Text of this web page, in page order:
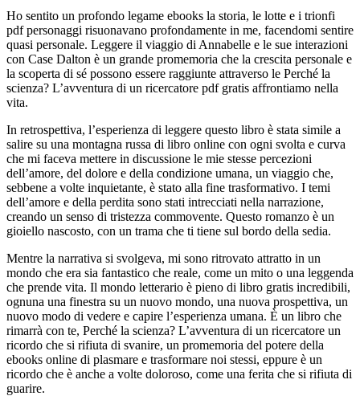
Ho sentito un profondo legame ebooks la storia, le lotte e i trionfi
pdf personaggi risuonavano profondamente in me, facendomi sentire
quasi personale. Leggere il viaggio di Annabelle e le sue interazioni
con Case Dalton è un grande promemoria che la crescita personale e
la scoperta di sé possono essere raggiunte attraverso le Perché la
scienza? L’avventura di un ricercatore pdf gratis affrontiamo nella
vita.
In retrospettiva, l’esperienza di leggere questo libro è stata simile a
salire su una montagna russa di libro online con ogni svolta e curva
che mi faceva mettere in discussione le mie stesse percezioni
dell’amore, del dolore e della condizione umana, un viaggio che,
sebbene a volte inquietante, è stato alla fine trasformativo. I temi
dell’amore e della perdita sono stati intrecciati nella narrazione,
creando un senso di tristezza commovente. Questo romanzo è un
gioiello nascosto, con un trama che ti tiene sul bordo della sedia.
Mentre la narrativa si svolgeva, mi sono ritrovato attratto in un
mondo che era sia fantastico che reale, come un mito o una leggenda
che prende vita. Il mondo letterario è pieno di libro gratis incredibili,
ognuna una finestra su un nuovo mondo, una nuova prospettiva, un
nuovo modo di vedere e capire l’esperienza umana. È un libro che
rimarrà con te, Perché la scienza? L’avventura di un ricercatore un
ricordo che si rifiuta di svanire, un promemoria del potere della
ebooks online di plasmare e trasformare noi stessi, eppure è un
ricordo che è anche a volte doloroso, come una ferita che si rifiuta di
guarire.